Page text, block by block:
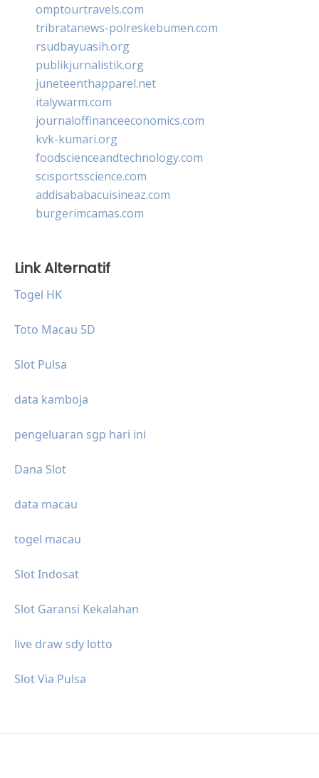
omptourtravels.com
tribratanews-polreskebumen.com
rsudbayuasih.org
publikjurnalistik.org
juneteenthapparel.net
italywarm.com
journaloffinanceeconomics.com
kvk-kumari.org
foodscienceandtechnology.com
scisportsscience.com
addisababacuisineaz.com
burgerimcamas.com
Link Alternatif
Togel HK
Toto Macau 5D
Slot Pulsa
data kamboja
pengeluaran sgp hari ini
Dana Slot
data macau
togel macau
Slot Indosat
Slot Garansi Kekalahan
live draw sdy lotto
Slot Via Pulsa